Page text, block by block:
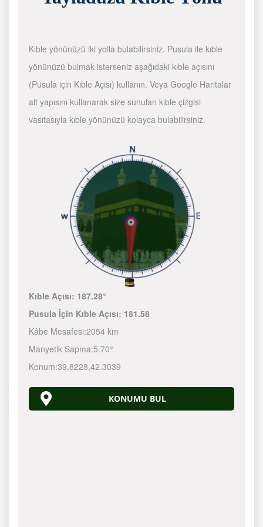
Kıble yönünüzü iki yolla bulabilirsiniz. Pusula ile kıble
yönünüzü bulmak isterseniz aşağıdaki kıble açısını
(Pusula için Kıble Açısı) kullanın. Veya Google Haritalar
alt yapısını kullanarak size sunulan kıble çizgisi
vasıtasıyla kıble yönünüzü kolayca bulabilirsiniz.
Kıble Açısı: 187.28°
Pusula İçin Kıble Açısı: 181.58
Kâbe Mesafesi:2054 km
Manyetik Sapma:5.70°
Konum:39.8228,42.3039
KONUMU BUL